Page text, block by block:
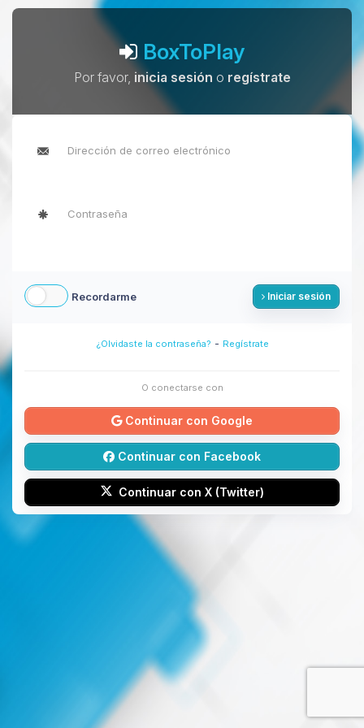
BoxToPlay
Por favor, inicia sesión o regístrate
Recordarme Iniciar sesión
¿Olvidaste la contraseña? - Regístrate
O conectarse con
Continuar con Google
Continuar con Facebook
Continuar con X (Twitter)